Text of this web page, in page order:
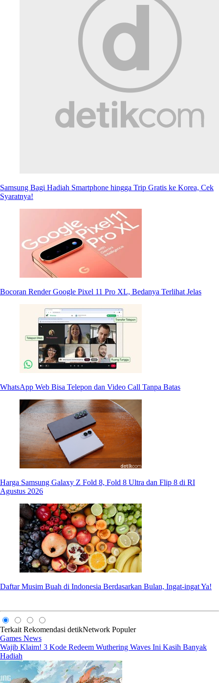
Samsung Bagi Hadiah Smartphone hingga Trip Gratis ke Korea, Cek
Syaratnya!
Bocoran Render Google Pixel 11 Pro XL, Bedanya Terlihat Jelas
WhatsApp Web Bisa Telepon dan Video Call Tanpa Batas
Harga Samsung Galaxy Z Fold 8, Fold 8 Ultra dan Flip 8 di RI
Agustus 2026
Daftar Musim Buah di Indonesia Berdasarkan Bulan, Ingat-ingat Ya!
Terkait Rekomendasi detikNetwork Populer
Games News
Wajib Klaim! 3 Kode Redeem Wuthering Waves Ini Kasih Banyak
Hadiah